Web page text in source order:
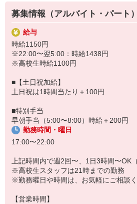
ゆくゆくはハンバーグやスパゲッティな
ただきます。
（マニュアルあり）
募集情報（アルバイト・パート）
給与
時給1150円
※22:00〜翌5:00：時給1438円
※高校生時給1100円
■【土日祝加給】
土日祝は1時間当たり＋100円
■特別手当
早朝手当（5:00〜8:00）時給＋200円
勤務時間・曜日
17:00〜22:00
上記時間内で週2回〜、1日3時間〜OK
※高校生スタッフは21時までの勤務
※勤務曜日や時間は、お気軽にご相談
【営業時間】